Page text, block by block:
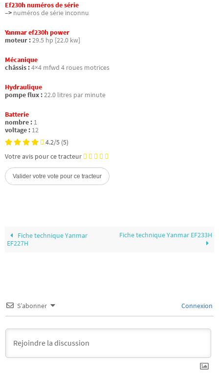
Ef230h numéros de série
–> numéros de série inconnu
Yanmar ef230h power
moteur :29.5 hp [22.0 kw]
Mécanique
châssis :4×4 mfwd 4 roues motrices
Hydraulique
pompe flux :22.0 litres par minute
Batterie
nombre : 1
voltage : 12
4.2/5 (5)
Votre avis pour ce tracteur
Fiche technique Yanmar
EF227H
Fiche technique Yanmar EF233H
S’abonner Connexion